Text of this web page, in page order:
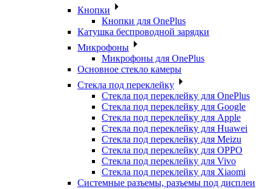
Кнопки
Кнопки для OnePlus
Катушка беспроводной зарядки
Микрофоны
Микрофоны для OnePlus
Основное стекло камеры
Стекла под переклейку
Стекла под переклейку для OnePlus
Стекла под переклейку для Google
Стекла под переклейку для Apple
Стекла под переклейку для Huawei
Стекла под переклейку для Meizu
Стекла под переклейку для OPPO
Стекла под переклейку для Vivo
Стекла под переклейку для Xiaomi
Системные разъемы, разъемы под дисплеи